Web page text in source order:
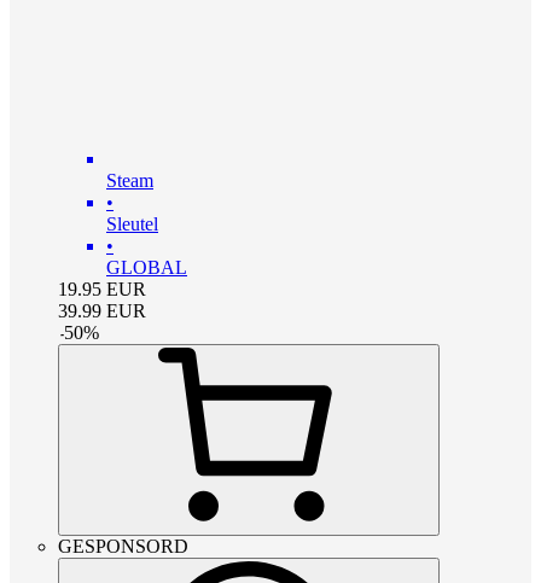
Steam
•
Sleutel
•
GLOBAL
19.95 EUR
39.99 EUR
-50%
GESPONSORD